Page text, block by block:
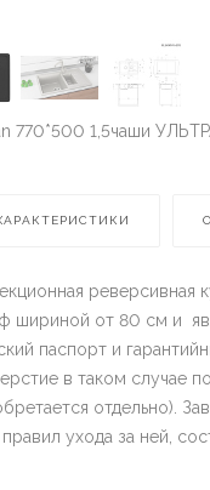
770*500 1,5чаши
шириной от 80 см и
паспорт и
в таком случае
отдельно).
ухода за ней,